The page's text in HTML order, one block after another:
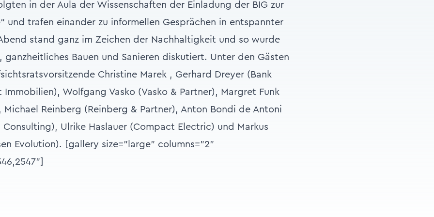
in der Aula der Wissenschaften der Einladung der BIG zur
und trafen einander zu informellen Gesprächen in entspannter
stand ganz im Zeichen der Nachhaltigkeit und so wurde
ganzheitliches Bauen und Sanieren diskutiert. Unter den Gästen
Christine Marek , Gerhard Dreyer (Bank
Immobilien), Wolfgang Vasko (Vasko & Partner), Margret Funk
Michael Reinberg (Reinberg & Partner), Anton Bondi de Antoni
Ulrike Haslauer (Compact Electric) und Markus
Evolution). [gallery size="large" columns="2"